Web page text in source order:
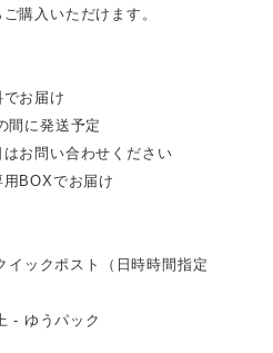
購入いただけます。
でお届け
間に発送予定
お問い合わせください
用BOXでお届け
イックポスト（日時時間指定
- ゆうパック